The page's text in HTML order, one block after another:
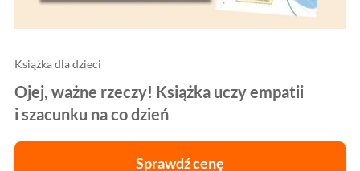
Książka dla dzieci
Ojej, ważne rzeczy! Książka uczy empatii
i szacunku na co dzień
Sprawdź cenę